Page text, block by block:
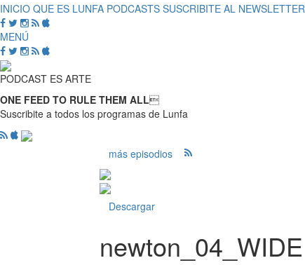
INICIO QUE ES LUNFA PODCASTS SUSCRIBITE AL NEWSLETTER
MENÚ
PODCAST ES ARTE
ONE FEED TO RULE THEM ALL
Suscribite a todos los programas de Lunfa
más episodios
Descargar
newton_04_WIDE